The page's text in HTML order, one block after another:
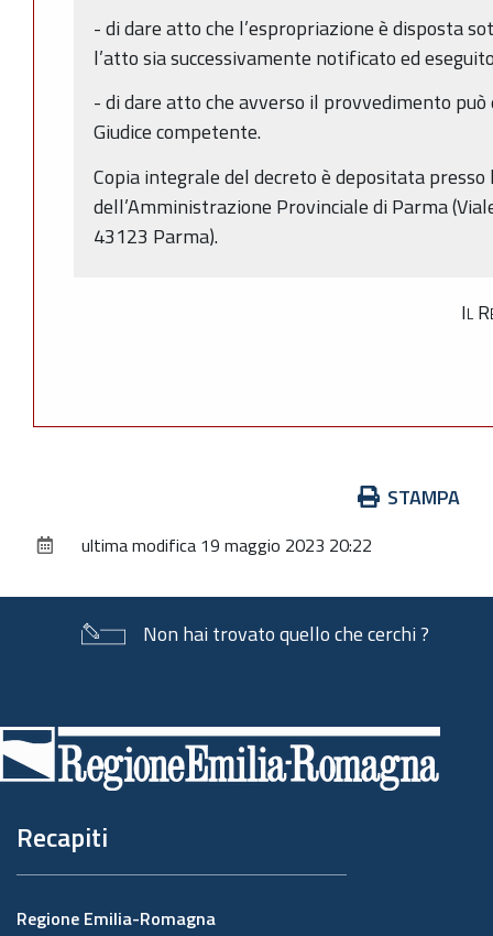
- di dare atto che l’espropriazione è disposta
l’atto sia successivamente notificato ed
- di dare atto che avverso il provvedimento
Giudice competente.
Copia integrale del decreto è depositata
dell’Amministrazione Provinciale di Parma
43123 Parma).
Il
documento
STAMPA
ultima modifica 19 maggio 2023 20:22
Non hai trovato quello che cerchi ?
di
pagina
Recapiti
Regione Emilia-Romagna